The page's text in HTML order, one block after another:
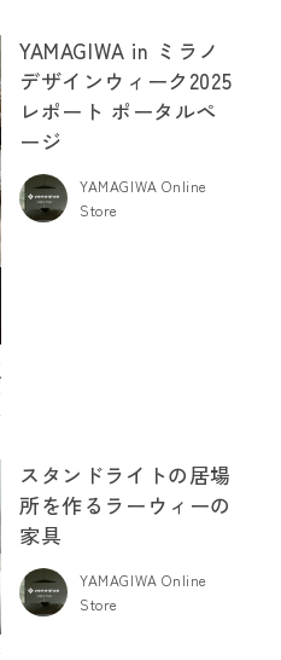
ク
YAMAGIWA in ミラノ
デザインウィーク2025
レポート ポータルペ
ージ
YAMAGIWA Online
Store
スタンドライトの居場
所を作るラーウィーの
家具
YAMAGIWA Online
Store